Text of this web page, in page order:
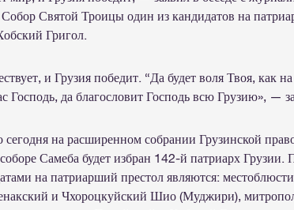
Святой Троицы один из кандидатов на
Григол.
и Грузия победит. “Да будет воля Твоя, как
Господь, да благословит Господь всю Грузию», —
на расширенном собрании Грузинской
Самеба будет избран 142-й патриарх
на патриарший престол являются:
и Чхороцкуйский Шио (Муджири),